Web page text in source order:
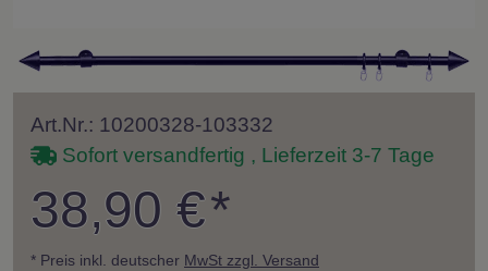
Art.Nr.: 10200328-103332
Sofort versandfertig , Lieferzeit 3-7 Tage
38,90 €*
* Preis inkl. deutscher MwSt zzgl. Versand